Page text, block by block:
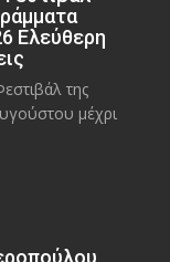
Ελεύθερη
της
μέχρι